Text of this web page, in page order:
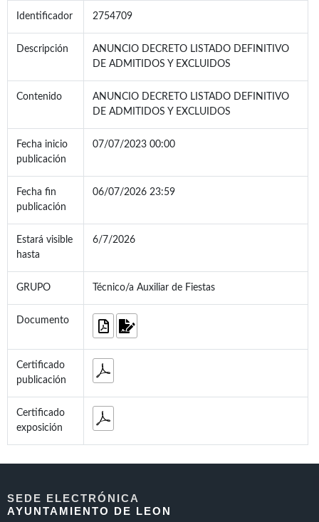
Identificador 2754709
Descripción
ANUNCIO DECRETO LISTADO DEFINITIVO
DE ADMITIDOS Y EXCLUIDOS
Contenido
ANUNCIO DECRETO LISTADO DEFINITIVO
DE ADMITIDOS Y EXCLUIDOS
Fecha inicio
publicación
07/07/2023 00:00
Fecha fin
publicación
06/07/2026 23:59
Estará visible
hasta
6/7/2026
GRUPO Técnico/a Auxiliar de Fiestas
Documento
Certificado
publicación
Certificado
exposición
SEDE ELECTRÓNICA
AYUNTAMIENTO DE LEON